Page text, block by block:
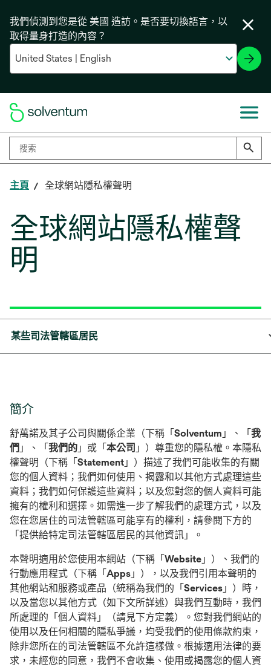
我們偵測到您是從 美國 造訪。是否要切換語言，以
取得量身打造的內容？
主頁 全球網站隱私權聲明
全球網站隱私權聲
明
某些司法管轄區居民
簡介
舒萬諾及其子公司與關係企業（下稱「 Solventum 」、「 我
們 」、「 我們的 」或「 本公司 」）尊重您的隱私權。本隱私
權聲明（下稱「 Statement 」）描述了我們可能收集的有關
您的個人資料；我們如何使用、揭露和以其他方式處理這些
資料；我們如何保護這些資料；以及您對您的個人資料可能
擁有的權利和選擇。如需進一步了解我們的處理方式，以及
您在您居住的司法管轄區可能享有的權利，請參閱下方的
「提供給特定司法管轄區居民的其他資訊」。
本聲明適用於您使用本網站（下稱「 Website 」）、我們的
行動應用程式（下稱「 Apps 」），以及我們引用本聲明的
其他網站和服務或產品（統稱為我們的「 Services 」）時，
以及當您以其他方式（如下文所詳述）與我們互動時，我們
所處理的「個人資料」（請見下方定義）。您對我們網站的
使用以及任何相關的隱私爭議，均受我們的使用條款約束，
除非您所在的司法管轄區不允許這樣做。根據適用法律的要
求，未經您的同意，我們不會收集、使用或揭露您的個人資